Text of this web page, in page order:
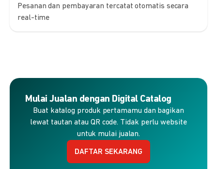
Pesanan dan pembayaran tercatat otomatis secara
real-time
Mulai Jualan dengan Digital Catalog
Buat katalog produk pertamamu dan bagikan
lewat tautan atau QR code. Tidak perlu website
untuk mulai jualan.
DAFTAR SEKARANG